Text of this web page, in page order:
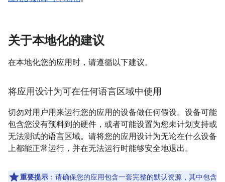
关于本地化的建议
在本地化您的应用时，请遵循以下建议。
将应用设计为可在任何语言区域中使用
切勿对用户用来运行您的应用的设备做任何假设。设备可能
包含您没有预料到的硬件，或者可能设置为您未计划支持或
无法测试的语言区域。请将您的应用设计为无论在什么设备
上都能正常运行，并在无法运行时能够安全地退出。
重要提示 ：请确保您的应用包含一套完整的默认资源，其中包含